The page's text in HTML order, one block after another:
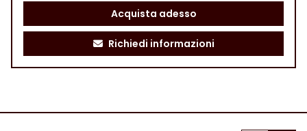
Acquista adesso
Richiedi informazioni